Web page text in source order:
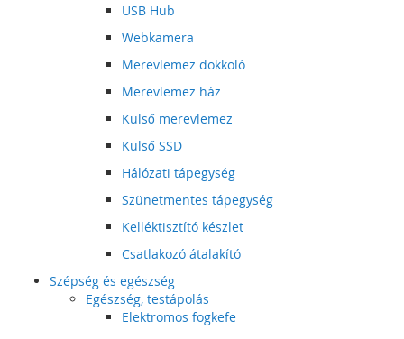
USB Hub
Webkamera
Merevlemez dokkoló
Merevlemez ház
Külső merevlemez
Külső SSD
Hálózati tápegység
Szünetmentes tápegység
Kelléktisztító készlet
Csatlakozó átalakító
Szépség és egészség
Egészség, testápolás
Elektromos fogkefe